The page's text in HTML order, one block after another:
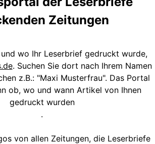
Zeitungen
wo Ihr Leserbrief gedruckt wurde,
. Suchen Sie dort nach Ihrem Namen
z.B.: "Maxi Musterfrau". Das Portal
ob, wo und wann Artikel von Ihnen
gedruckt wurden
.
von allen Zeitungen, die Leserbriefe